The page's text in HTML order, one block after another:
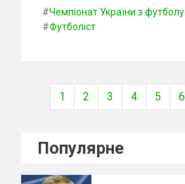
#Чемпіонат України з футболу
#Футболіст
1 2 3 4 5 6
Популярне